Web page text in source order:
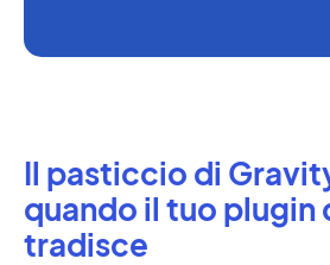
Il pasticcio di
quando il tuo plugin
tradisce